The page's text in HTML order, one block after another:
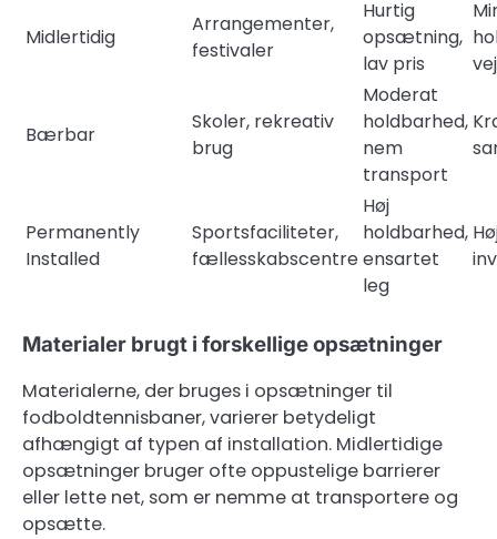
Midlertidig
Arrangementer,
festivaler
Hurtig
opsætning,
lav pris
Bærbar
Skoler, rekreativ
brug
Moderat
holdbarhed,
nem
transport
Permanently
Installed
Sportsfaciliteter,
fællesskabscentre
Høj
holdbarhed,
ensartet
leg
Materialer brugt i forskellige opsætninger
Materialerne, der bruges i opsætninger til
fodboldtennisbaner, varierer betydeligt
afhængigt af typen af installation. Midlertidige
opsætninger bruger ofte oppustelige barrierer
eller lette net, som er nemme at transportere og
opsætte.